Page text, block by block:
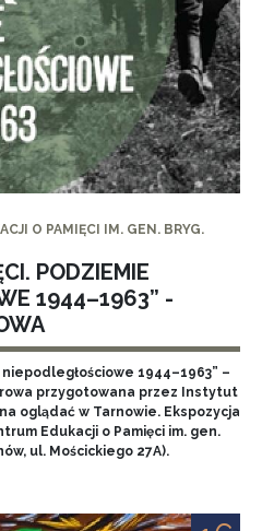
O PAMIĘCI IM. GEN. BRYG.
PODZIEMIE
1944–1963” -
1944–1963” –
przygotowana przez Instytut
oglądać w Tarnowie. Ekspozycja
Edukacji o Pamięci im. gen.
ul. Mościckiego 27A).